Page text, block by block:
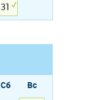
31
Сб
Вс